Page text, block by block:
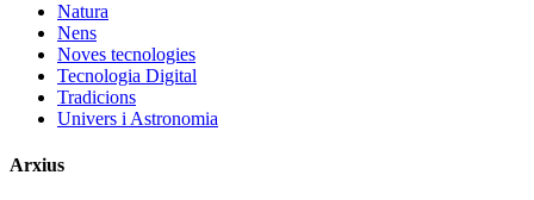
Natura
Nens
Noves tecnologies
Tecnologia Digital
Tradicions
Univers i Astronomia
Arxius